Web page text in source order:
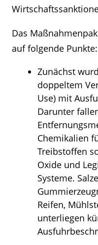
Das
auf folgende Punkte:
Zunächst
doppeltem
Use) mit
Darunter
Chemikalien
Treibstoffen
Oxide und
Systeme.
Reifen,
unterliegen